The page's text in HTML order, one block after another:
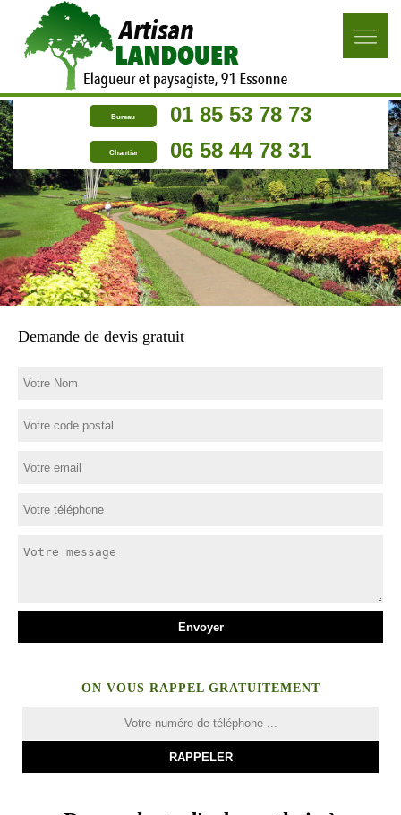
Bureau 01 85 53 78 73
Chantier 06 58 44 78 31
Demande de devis gratuit
ON VOUS RAPPEL GRATUITEMENT